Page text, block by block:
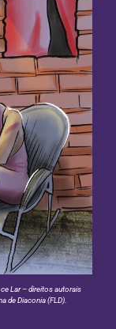
Lar – direitos autorais
de Diaconia (FLD).